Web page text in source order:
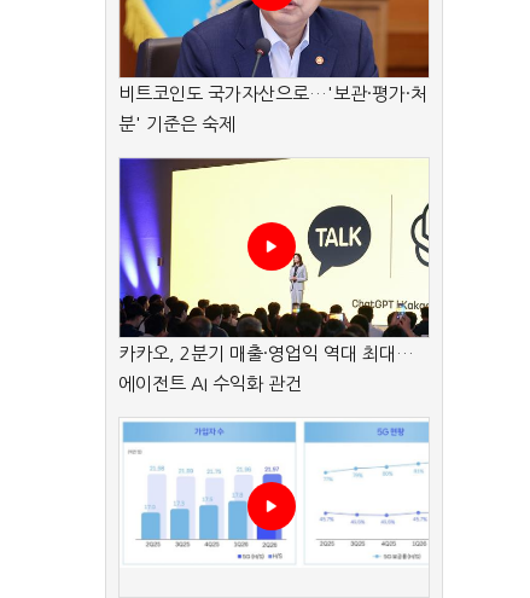
비트코인도 국가자산으로…'보관·평가·처
분' 기준은 숙제
카카오, 2분기 매출·영업익 역대 최대…
에이전트 AI 수익화 관건